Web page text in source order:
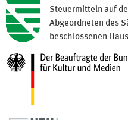
Steuermitteln auf
Abgeordneten des
beschlossenen